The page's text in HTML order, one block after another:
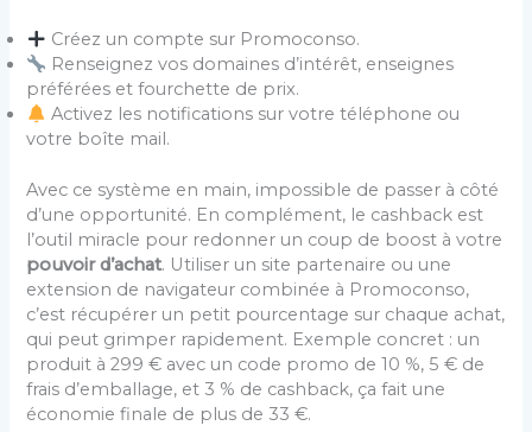
Créez un compte sur Promoconso.
Renseignez vos domaines d’intérêt, enseignes
préférées et fourchette de prix.
Activez les notifications sur votre téléphone ou
votre boîte mail.
Avec ce système en main, impossible de passer à côté
d’une opportunité. En complément, le cashback est
l’outil miracle pour redonner un coup de boost à votre
pouvoir d’achat. Utiliser un site partenaire ou une
extension de navigateur combinée à Promoconso,
c’est récupérer un petit pourcentage sur chaque achat,
qui peut grimper rapidement. Exemple concret : un
produit à 299 € avec un code promo de 10 %, 5 € de
frais d’emballage, et 3 % de cashback, ça fait une
économie finale de plus de 33 €.